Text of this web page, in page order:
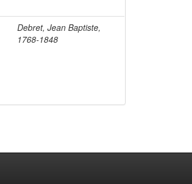
Debret, Jean Baptiste,
1768-1848